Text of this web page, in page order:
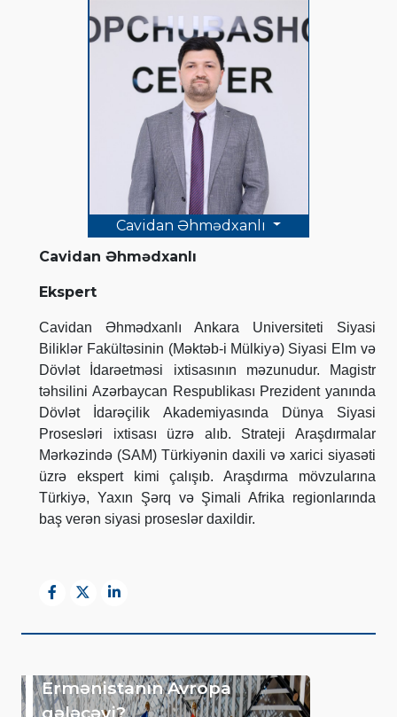
Cavidan Əhmədxanlı
Cavidan Əhmədxanlı
Ekspert
Cavidan Əhmədxanlı Ankara Universiteti Siyasi
Biliklər Fakültəsinin (Məktəb-i Mülkiyə) Siyasi Elm və
Dövlət İdarəetməsi ixtisasının məzunudur. Magistr
təhsilini Azərbaycan Respublikası Prezident yanında
Dövlət İdarəçilik Akademiyasında Dünya Siyasi
Prosesləri ixtisası üzrə alıb. Strateji Araşdırmalar
Mərkəzində (SAM) Türkiyənin daxili və xarici siyasəti
üzrə ekspert kimi çalışıb. Araşdırma mövzularına
Türkiyə, Yaxın Şərq və Şimali Afrika regionlarında
baş verən siyasi proseslər daxildir.
Ermənistanın Avropa
gələcəyi?